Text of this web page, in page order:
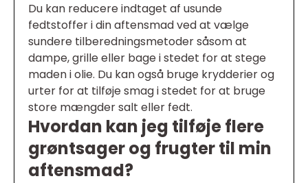
Du kan reducere indtaget af usunde
fedtstoffer i din aftensmad ved at vælge
sundere tilberedningsmetoder såsom at
dampe, grille eller bage i stedet for at stege
maden i olie. Du kan også bruge krydderier og
urter for at tilføje smag i stedet for at bruge
store mængder salt eller fedt.
Hvordan kan jeg tilføje flere
grøntsager og frugter til min
aftensmad?